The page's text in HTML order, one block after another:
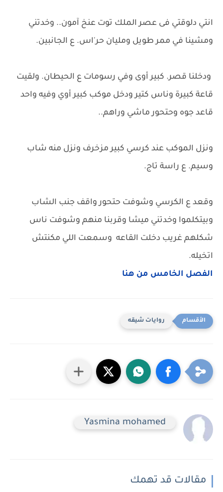
انتي دلوقتي فى عصر الملك توت عنخ آمون.. وخدتني
ومشينا في ممر طويل ومليان حر'اس. ع الجانبين.
ودخلنا قصر. كبير أوى وفي رسومات ع الحيطان. ولقيت
قاعة كبيرة وناس كتير ودخل موكب كبير أوي وفيه واحد
قاعد جوه وحتحور ماشي وراهم..
ونزل الموكب عند كرسي كبير مزخرف ونزل منه شاب
وسيم. ع راسة تاج.
وقعد ع الكرسي وشوفت حتحور واقف جنب الشاب
وبيتكلموا وخدتني ميشا وقربنا منهم وشوفت ناس
شكلهم غريب دخلت القاعه وسمعت اللي مكنتش
اتخيله.
الفصل الخامس من هنا
روايات شيقه
Yasmina mohamed
مقالات قد تهمك